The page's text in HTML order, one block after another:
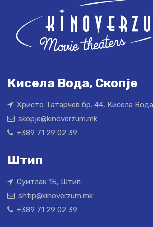
Кисела Вода, Скопје
Христо Татарчев бр. 44, Кисела Вода
skopje@kinoverzum.mk
+389 71 29 02 39
Штип
Суитлак 1Б, Штип
shtip@kinoverzum.mk
+389 71 29 02 39